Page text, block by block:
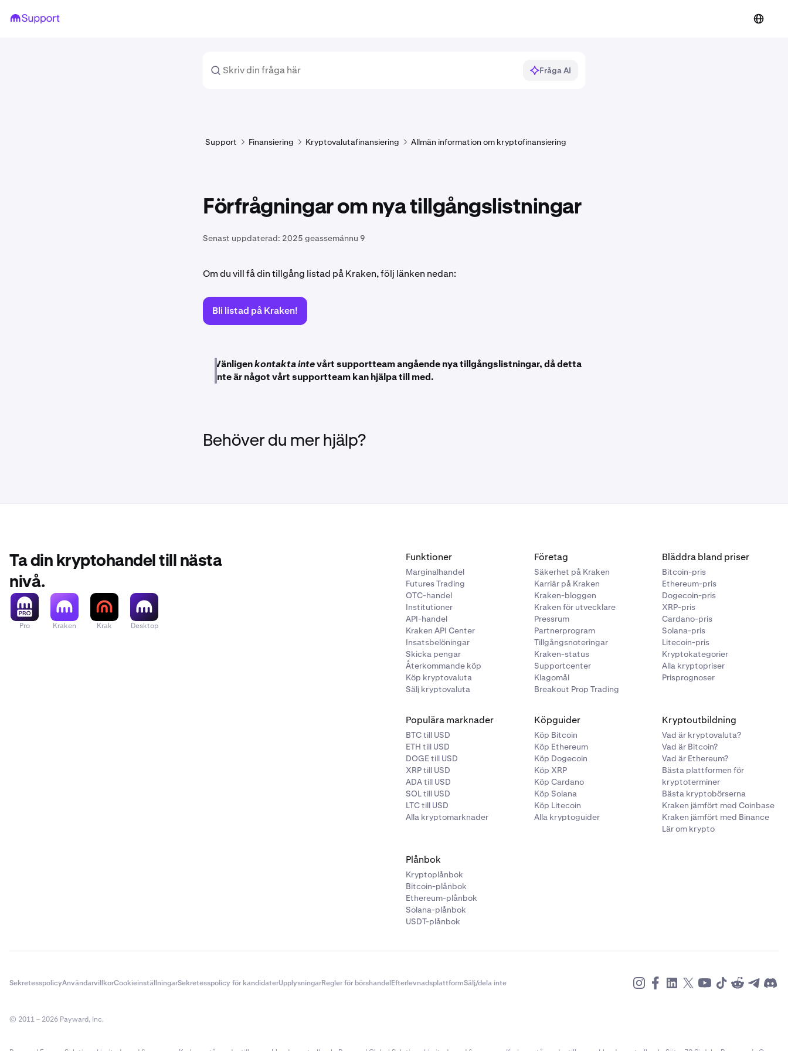
Fråga AI
Support Finansiering Kryptovalutafinansiering Allmän information om kryptofinansiering
Förfrågningar om nya tillgångslistningar
Senast uppdaterad: 2025 geassemánnu 9
Om du vill få din tillgång listad på Kraken, följ länken nedan:
Bli listad på Kraken!
Vänligenkontakta intevårt supportteam angående nya tillgångslistningar, då detta
inte är något vårt supportteam kan hjälpa till med.
Behöver du mer hjälp?
Ta din kryptohandel till nästa
nivå.
Pro Kraken Krak Desktop
Funktioner
Marginalhandel
Futures Trading
OTC-handel
Institutioner
API-handel
Kraken API Center
Insatsbelöningar
Skicka pengar
Återkommande köp
Köp kryptovaluta
Sälj kryptovaluta
Företag
Säkerhet på Kraken
Karriär på Kraken
Kraken-bloggen
Kraken för utvecklare
Pressrum
Partnerprogram
Tillgångsnoteringar
Kraken-status
Supportcenter
Klagomål
Breakout Prop Trading
Bläddra bland priser
Bitcoin-pris
Ethereum-pris
Dogecoin-pris
XRP-pris
Cardano-pris
Solana-pris
Litecoin-pris
Kryptokategorier
Alla kryptopriser
Prisprognoser
Populära marknader
BTC till USD
ETH till USD
DOGE till USD
XRP till USD
ADA till USD
SOL till USD
LTC till USD
Alla kryptomarknader
Köpguider
Köp Bitcoin
Köp Ethereum
Köp Dogecoin
Köp XRP
Köp Cardano
Köp Solana
Köp Litecoin
Alla kryptoguider
Kryptoutbildning
Vad är kryptovaluta?
Vad är Bitcoin?
Vad är Ethereum?
Bästa plattformen för
kryptoterminer
Bästa kryptobörserna
Kraken jämfört med Coinbase
Kraken jämfört med Binance
Lär om krypto
Plånbok
Kryptoplånbok
Bitcoin-plånbok
Ethereum-plånbok
Solana-plånbok
USDT-plånbok
SekretesspolicyAnvändarvillkorCookieinställningarSekretesspolicy för kandidaterUpplysningarRegler för börshandelEfterlevnadsplattformSälj/dela inte
© 2011 – 2026 Payward, Inc.